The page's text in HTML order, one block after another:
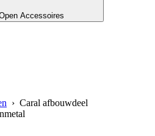
Accessoires
› Caral afbouwdeel